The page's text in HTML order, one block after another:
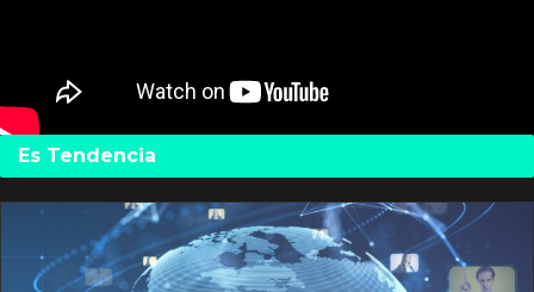
Es Tendencia